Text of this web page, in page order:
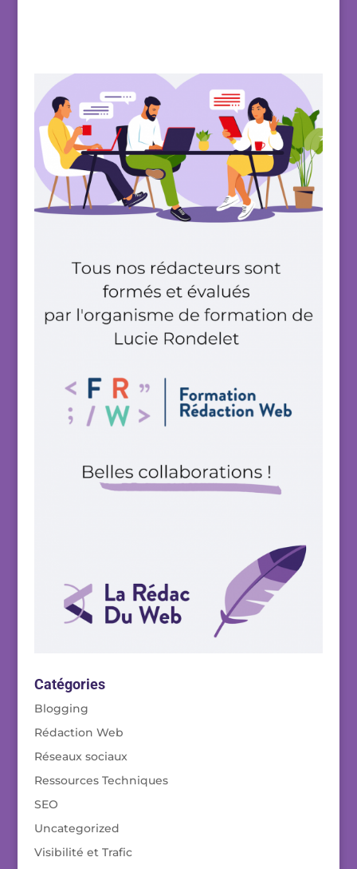
Catégories
Blogging
Rédaction Web
Réseaux sociaux
Ressources Techniques
SEO
Uncategorized
Visibilité et Trafic